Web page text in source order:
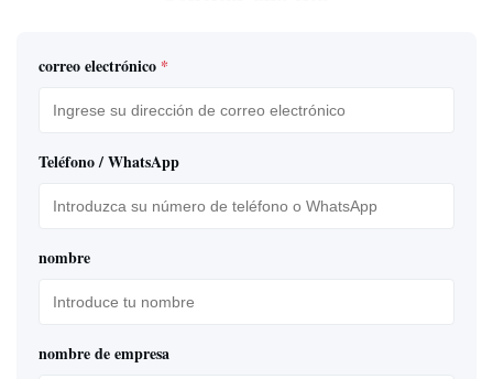
correo electrónico *
Teléfono / WhatsApp
nombre
nombre de empresa